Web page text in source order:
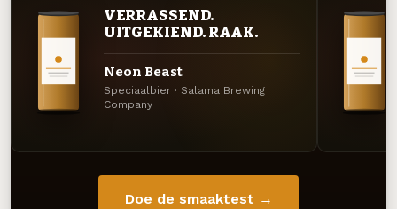
VERRASSEND.
UITGEKIEND. RAAK.
Neon Beast
Speciaalbier · Salama Brewing
Company
Doe de smaaktest →